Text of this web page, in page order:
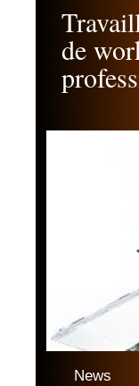
de
News